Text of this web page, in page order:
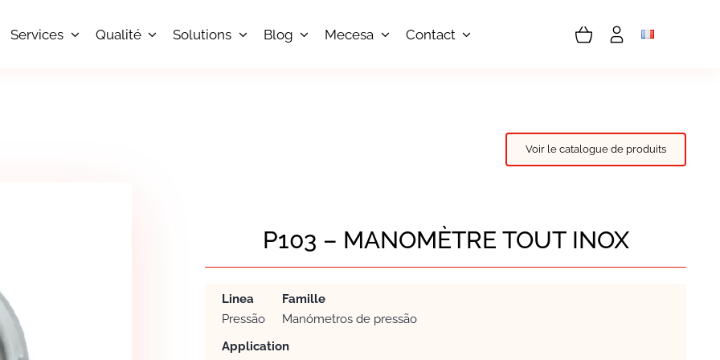
Services Qualité Solutions Blog Mecesa Contact
Voir le catalogue de produits
P103 – MANOMÈTRE TOUT INOX
Linea
Famille
Pressão
Manómetros de pressão
Application